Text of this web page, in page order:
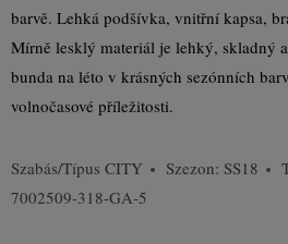
barvě. Lehká podšívka, vnitřní kapsa,
Mírně lesklý materiál je lehký, skladný
bunda na léto v krásných sezónních
volnočasové příležitosti.
Szabás/Típus CITY Szezon: SS18
7002509-318-GA-5